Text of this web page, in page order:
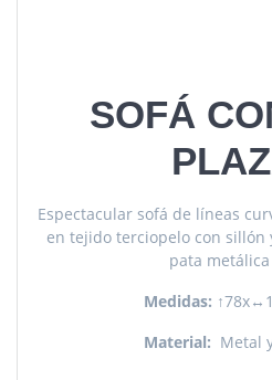
SOFÁ
Espectacular sofá de líneas
en tejido terciopelo con sillón
pata
Medidas:
Material: Metal